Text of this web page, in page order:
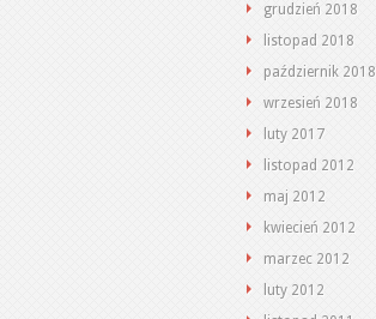
grudzień 2018
listopad 2018
październik 2018
wrzesień 2018
luty 2017
listopad 2012
maj 2012
kwiecień 2012
marzec 2012
luty 2012